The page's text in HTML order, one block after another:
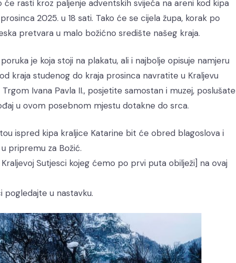
rasti kroz paljenje adventskih svijeća na areni kod kipa
2025. u 18 sati. Tako će se cijela župa, korak po
pretvara u malo božićno središte našeg kraja.
je koja stoji na plakatu, ali i najbolje opisuje namjeru
kraja studenog do kraja prosinca navratite u Kraljevu
Ivana Pavla II., posjetite samostan i muzej, poslušate
u ovom posebnom mjestu dotakne do srca.
ispred kipa kraljice Katarine bit će obred blagoslova i
pripremu za Božić.
Sutjesci kojeg ćemo po prvi puta obilježi] na ovaj
pogledajte u nastavku.